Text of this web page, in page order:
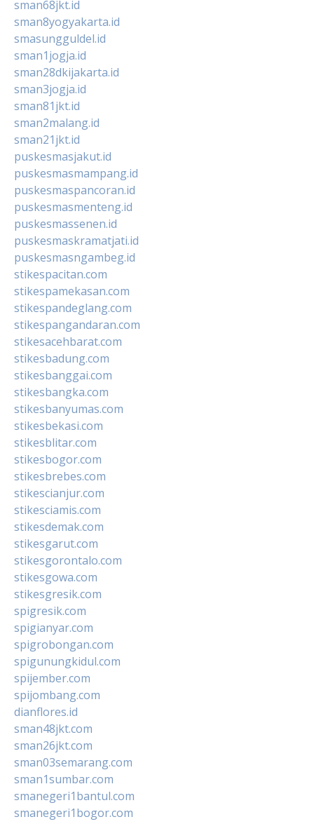
sman68jkt.id
sman8yogyakarta.id
smasungguldel.id
sman1jogja.id
sman28dkijakarta.id
sman3jogja.id
sman81jkt.id
sman2malang.id
sman21jkt.id
puskesmasjakut.id
puskesmasmampang.id
puskesmaspancoran.id
puskesmasmenteng.id
puskesmassenen.id
puskesmaskramatjati.id
puskesmasngambeg.id
stikespacitan.com
stikespamekasan.com
stikespandeglang.com
stikespangandaran.com
stikesacehbarat.com
stikesbadung.com
stikesbanggai.com
stikesbangka.com
stikesbanyumas.com
stikesbekasi.com
stikesblitar.com
stikesbogor.com
stikesbrebes.com
stikescianjur.com
stikesciamis.com
stikesdemak.com
stikesgarut.com
stikesgorontalo.com
stikesgowa.com
stikesgresik.com
spigresik.com
spigianyar.com
spigrobongan.com
spigunungkidul.com
spijember.com
spijombang.com
dianflores.id
sman48jkt.com
sman26jkt.com
sman03semarang.com
sman1sumbar.com
smanegeri1bantul.com
smanegeri1bogor.com